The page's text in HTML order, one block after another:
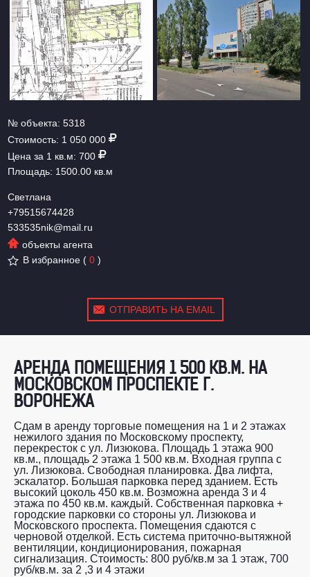
№ объекта:5318
Стоимость: 1 050 000
Цена за 1 кв.м:700
Площадь: 1500.00 кв.м
Светлана
+79515674428
533535nik@mail.ru
объекты агента
В избранное (0)
ОТПРАВИТЬ НА EMAIL
АРЕНДА ПОМЕЩЕНИЯ 1 500 КВ.М. НА
МОСКОВСКОМ ПРОСПЕКТЕ Г.
ВОРОНЕЖА
Сдам в аренду торговые помещения на 1 и 2 этажах
нежилого здания по Московскому проспекту,
перекресток с ул. Лизюкова. Площадь 1 этажа 900
кв.м., площадь 2 этажа 1 500 кв.м. Входная группа с
ул. Лизюкова. Свободная планировка. Два лифта,
эскалатор. Большая парковка перед зданием. Есть
высокий цоколь 450 кв.м. Возможна аренда 3 и 4
этажа по 450 кв.м. каждый. Собственная парковка +
городские парковки со стороны ул. Лизюкова и
Московского проспекта. Помещения сдаются с
черновой отделкой. Есть система приточно-вытяжной
вентиляции, кондиционирования, пожарная
сигнализация. Стоимость: 800 руб/кв.м за 1 этаж, 700
руб/кв.м. за 2 ,3 и 4 этажи